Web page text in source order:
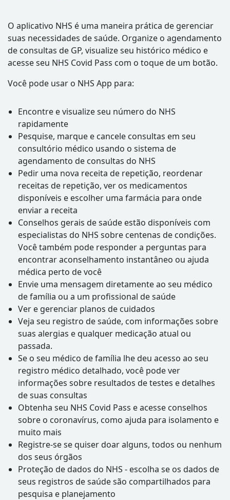
O aplicativo NHS é uma maneira prática de gerenciar
suas necessidades de saúde. Organize o agendamento
de consultas de GP, visualize seu histórico médico e
acesse seu NHS Covid Pass com o toque de um botão.
Você pode usar o NHS App para:
Encontre e visualize seu número do NHS
rapidamente
Pesquise, marque e cancele consultas em seu
consultório médico usando o sistema de
agendamento de consultas do NHS
Pedir uma nova receita de repetição, reordenar
receitas de repetição, ver os medicamentos
disponíveis e escolher uma farmácia para onde
enviar a receita
Conselhos gerais de saúde estão disponíveis com
especialistas do NHS sobre centenas de condições.
Você também pode responder a perguntas para
encontrar aconselhamento instantâneo ou ajuda
médica perto de você
Envie uma mensagem diretamente ao seu médico
de família ou a um profissional de saúde
Ver e gerenciar planos de cuidados
Veja seu registro de saúde, com informações sobre
suas alergias e qualquer medicação atual ou
passada.
Se o seu médico de família lhe deu acesso ao seu
registro médico detalhado, você pode ver
informações sobre resultados de testes e detalhes
de suas consultas
Obtenha seu NHS Covid Pass e acesse conselhos
sobre o coronavírus, como ajuda para isolamento e
muito mais
Registre-se se quiser doar alguns, todos ou nenhum
dos seus órgãos
Proteção de dados do NHS - escolha se os dados de
seus registros de saúde são compartilhados para
pesquisa e planejamento